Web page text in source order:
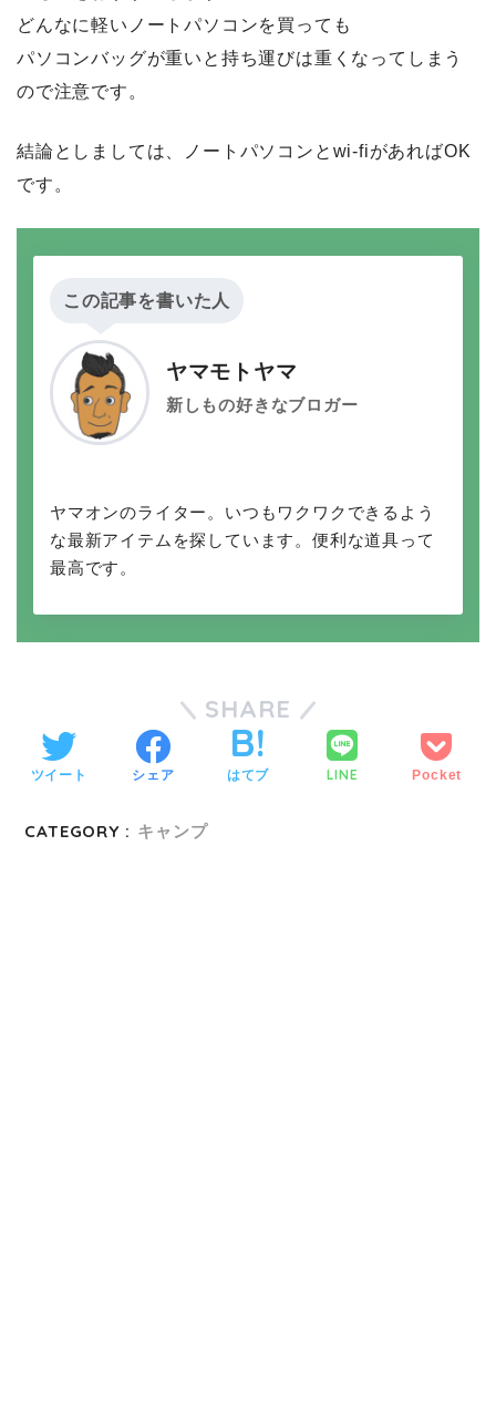
どんなに軽いノートパソコンを買っても
パソコンバッグが重いと持ち運びは重くなってしまう
ので注意です。
結論としましては、ノートパソコンとwi-fiがあればOK
です。
この記事を書いた人
ヤマモトヤマ
新しもの好きなブロガー
ヤマオンのライター。いつもワクワクできるよう
な最新アイテムを探しています。便利な道具って
最高です。
SHARE
ツイート シェア はてブ LINE Pocket
CATEGORY : キャンプ